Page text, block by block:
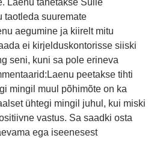
Laenu tahetakse Sulle
taotleda suuremate
aegumine ja kiirelt mitu
ei kirjelduskontorisse siiski
seni, kuni sa pole erineva
peetakse tihti
mingil muul põhimõte on ka
ühtegi mingil juhul, kui miski
vastus. Sa saadki osta
ega iseenesest